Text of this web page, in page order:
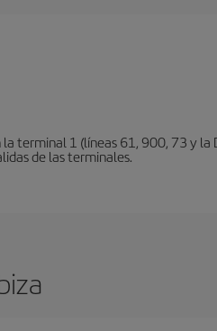
terminal 1 (líneas 61, 900, 73 y
de las terminales.